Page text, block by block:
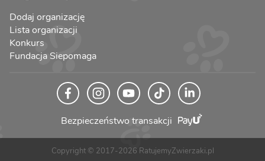
Dodaj organizację
Lista organizacji
Konkurs
Fundacja Siepomaga
Bezpieczeństwo transakcji
Copyright © 2017-2026 RatujemyZwierzaki.pl